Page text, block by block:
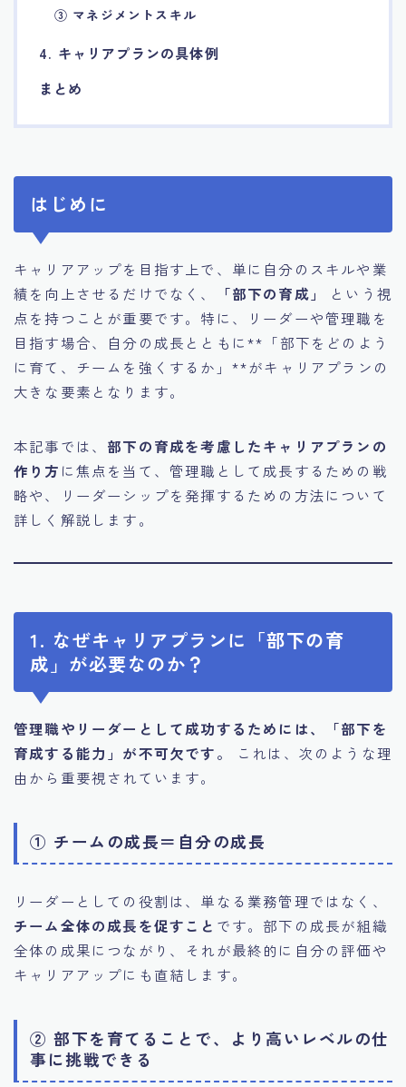
③ マネジメントスキル
4. キャリアプランの具体例
まとめ
はじめに
キャリアアップを目指す上で、単に自分のスキルや業
績を向上させるだけでなく、
「部下の育成」
という視
点を持つことが重要です。特に、リーダーや管理職を
目指す場合、自分の成長とともに**「部下をどのよう
に育て、チームを強くするか」**がキャリアプランの
大きな要素となります。
本記事では、 部下の育成を考慮したキャリアプランの
作り方 に焦点を当て、管理職として成長するための戦
略や、リーダーシップを発揮するための方法について
詳しく解説します。
1. なぜキャリアプランに「部下の育
成」が必要なのか？
管理職やリーダーとして成功するためには、「部下を
育成する能力」が不可欠です。
これは、次のような理
由から重要視されています。
① チームの成長＝自分の成長
リーダーとしての役割は、単なる業務管理ではなく、
チーム全体の成長を促すこと です。部下の成長が組織
全体の成果につながり、それが最終的に自分の評価や
キャリアアップにも直結します。
② 部下を育てることで、より高いレベルの仕
事に挑戦できる